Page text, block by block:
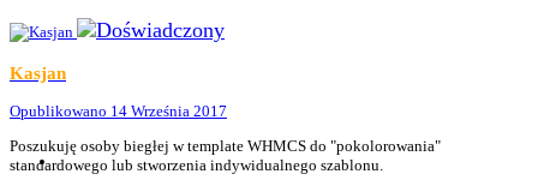
Kasjan
Opublikowano 14 Września 2017
Poszukuję osoby biegłej w template WHMCS do "pokolorowania"
standardowego lub stworzenia indywidualnego szablonu.